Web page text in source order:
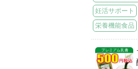
妊活サポート
栄養機能食品